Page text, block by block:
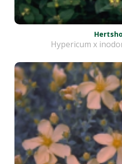
Hypericum x